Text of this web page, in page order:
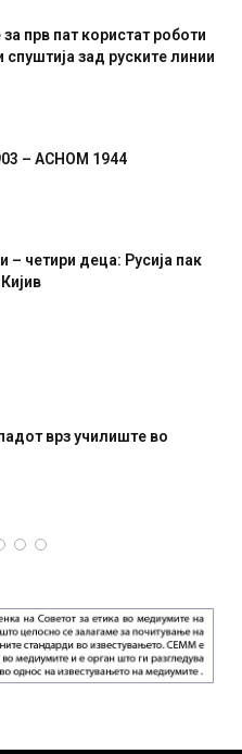
прв пат користат роботи
спуштија зад руските линии
– АСНОМ 1944
– четири деца: Русија пак
врз училиште во